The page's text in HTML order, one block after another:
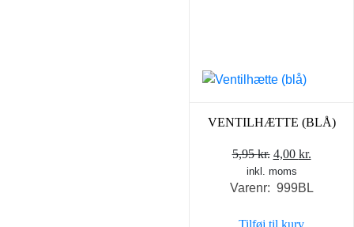
VENTILHÆTTE (BLÅ)
5,95kr. Den
oprindelige
pris
4,00 kr.
pris
inkl. moms
Varenr: 999BL
Tilføj til kurv